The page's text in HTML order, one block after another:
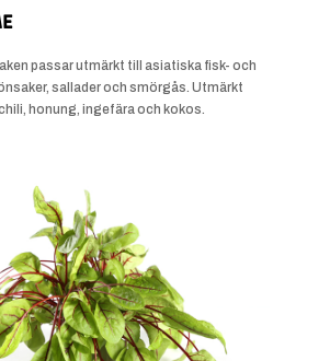
passar utmärkt till asiatiska fisk- och
sallader och smörgås. Utmärkt
honung, ingefära och kokos.